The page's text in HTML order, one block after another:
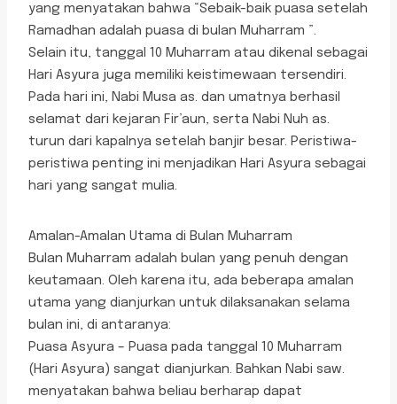
yang menyatakan bahwa “Sebaik-baik puasa setelah
Ramadhan adalah puasa di bulan Muharram ”.
Selain itu, tanggal 10 Muharram atau dikenal sebagai
Hari Asyura juga memiliki keistimewaan tersendiri.
Pada hari ini, Nabi Musa as. dan umatnya berhasil
selamat dari kejaran Fir’aun, serta Nabi Nuh as.
turun dari kapalnya setelah banjir besar. Peristiwa-
peristiwa penting ini menjadikan Hari Asyura sebagai
hari yang sangat mulia.
Amalan-Amalan Utama di Bulan Muharram
Bulan Muharram adalah bulan yang penuh dengan
keutamaan. Oleh karena itu, ada beberapa amalan
utama yang dianjurkan untuk dilaksanakan selama
bulan ini, di antaranya:
Puasa Asyura – Puasa pada tanggal 10 Muharram
(Hari Asyura) sangat dianjurkan. Bahkan Nabi saw.
menyatakan bahwa beliau berharap dapat